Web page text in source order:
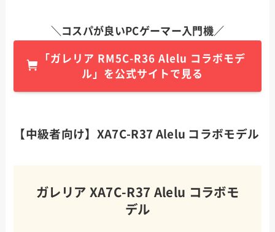
＼コスパが良いPCゲーマー入門機／
「 ガレリア
RM5C-R36 Alelu コラボモデ
ル 」を公式サイトで見る
【中級者向け】XA7C-R37 Alelu コラボモデル
ガレリア XA7C-R37 Alelu コラボモ
デル